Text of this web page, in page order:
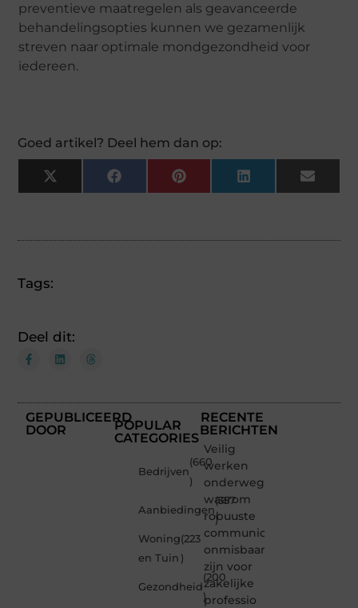
preventieve maatregelen als geavanceerde
behandelingsopties kunnen we gezamenlijk
streven naar optimale mondgezondheid voor
iedereen.
Goed artikel? Deel hem dan op:
X
(Twitter)
FacebookPinterestLinkedInEmail
Tags:
Deel dit:
GEPUBLICEERD
DOOR
POPULAR
CATEGORIES
Bedrijven
(660
)
Aanbiedingen
(357
)
Woning
en Tuin
(223
)
Gezondheid
(200
)
RECENTE
BERICHTEN
Veilig
werken
onderweg:
waarom
robuuste
communicatiemiddelen
onmisbaar
zijn voor
zakelijke
professio